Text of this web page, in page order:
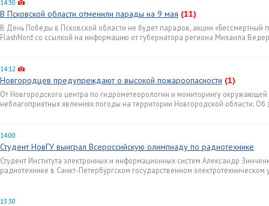
14:30
В Псковской области отменили парады на 9 мая (11)
В День Победы в Псковской области не будет парадов, акции «Бессмертный
FlashNord со ссылкой на информацию от губернатора региона Михаила
14:12
Новгородцев предупреждают о высокой пожароопасности (1)
От Новгородского центра по гидрометеорологии и мониторингу
неблагоприятных явлениях погоды на территории Новгородской области.
14:00
Студент НовГУ выиграл Всероссийскую олимпиаду по радиотехнике
Студент Института электронных и информационных систем Александр
радиотехнике в Санкт-Петербургском государственном электротехническом
13:30